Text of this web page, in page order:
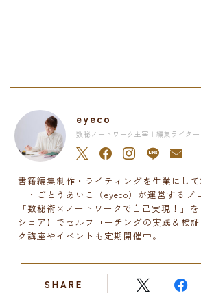
eyeco
数秘ノートワーク主宰 | 編集ライター
書籍編集制作・ライティングを生業にし
ー・ごとうあいこ（eyeco）が運営するブ
「数秘術×ノートワークで自己実現！」
シェア】でセルフコーチングの実践＆検
ク講座やイベントも定期開催中。
SHARE